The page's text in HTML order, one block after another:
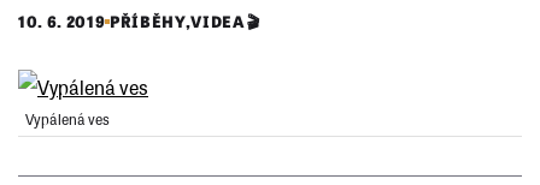
10. 6. 2019 PŘÍBĚHY,VIDEA 🎬
Vypálená ves